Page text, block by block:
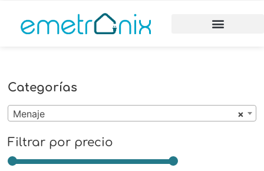
Categorías
×
Menaje
Filtrar por precio